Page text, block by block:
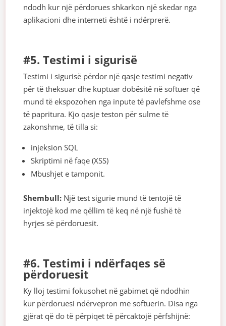
ndodh kur një përdorues shkarkon një skedar nga
aplikacioni dhe interneti është i ndërprerë.
#5. Testimi i sigurisë
Testimi i sigurisë përdor një qasje testimi negativ
për të theksuar dhe kuptuar dobësitë në softuer që
mund të ekspozohen nga inpute të pavlefshme ose
të papritura. Kjo qasje teston për sulme të
zakonshme, të tilla si:
injeksion SQL
Skriptimi në faqe (XSS)
Mbushjet e tamponit.
Shembull: Një test sigurie mund të tentojë të
injektojë kod me qëllim të keq në një fushë të
hyrjes së përdoruesit.
#6. Testimi i ndërfaqes së
përdoruesit
Ky lloj testimi fokusohet në gabimet që ndodhin
kur përdoruesi ndërvepron me softuerin. Disa nga
gjërat që do të përpiqet të përcaktojë përfshijnë: